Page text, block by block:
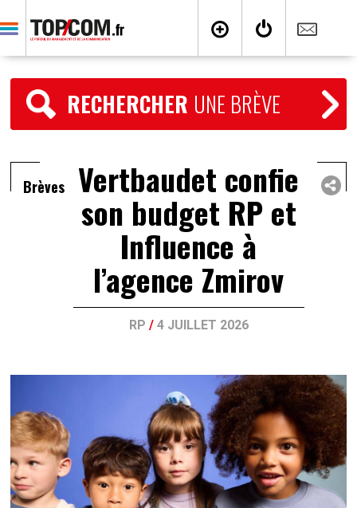
RECHERCHER UNE BRÈVE
Brèves Vertbaudet confie
son budget RP et
Influence à
l’agence Zmirov
RP / 4 JUILLET 2026